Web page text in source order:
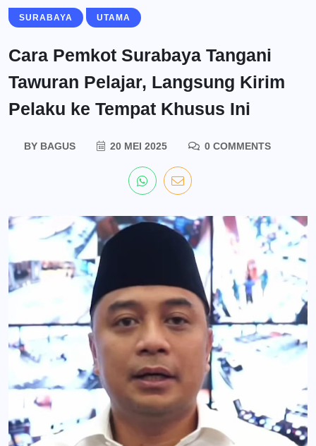
SURABAYA UTAMA
Cara Pemkot Surabaya Tangani
Tawuran Pelajar, Langsung Kirim
Pelaku ke Tempat Khusus Ini
BY BAGUS 20 MEI 2025 0 COMMENTS